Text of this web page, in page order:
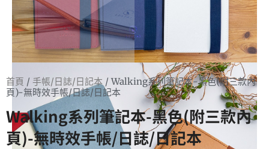
首頁 / 手帳/日誌/日記本 / Walking系列筆記本-黑色(附三款內
頁)-無時效手帳/日誌/日記本
Walking系列筆記本-黑色(附三款內
頁)-無時效手帳/日誌/日記本